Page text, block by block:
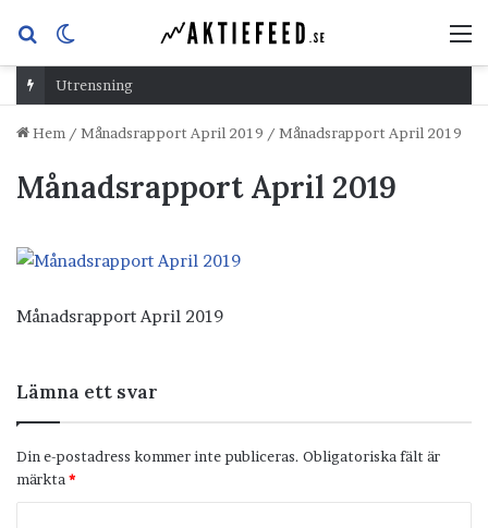
Sök
efterskin
Utrensning
Hem / Månadsrapport April 2019 / Månadsrapport April 2019
Månadsrapport April 2019
Månadsrapport April 2019
Lämna ett svar
Din e-postadress kommer inte publiceras. Obligatoriska fält är
märkta *